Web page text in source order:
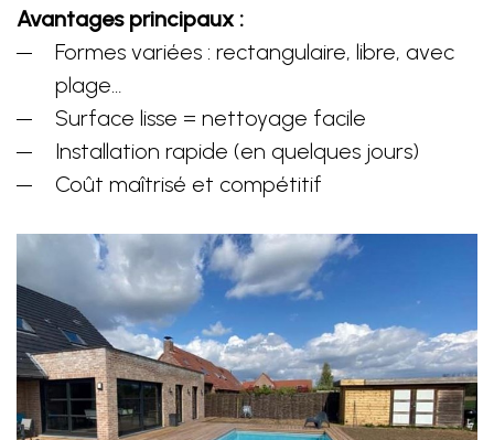
Avantages principaux :
Formes variées : rectangulaire, libre, avec
plage…
Surface lisse = nettoyage facile
Installation rapide (en quelques jours)
Coût maîtrisé et compétitif